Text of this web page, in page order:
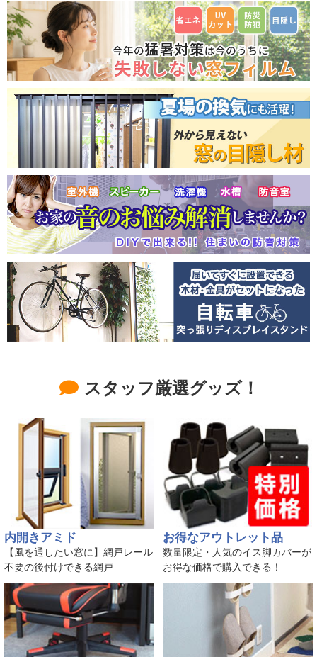
スタッフ厳選グッズ！
内開きアミド
【風を通したい窓に】網戸レール
不要の後付けできる網戸
お得なアウトレット品
数量限定・人気のイス脚カバーが
お得な価格で購入できる！